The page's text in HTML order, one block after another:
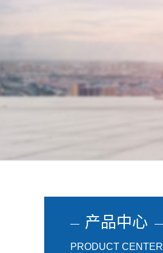
产品中心
PRODUCT CENTER